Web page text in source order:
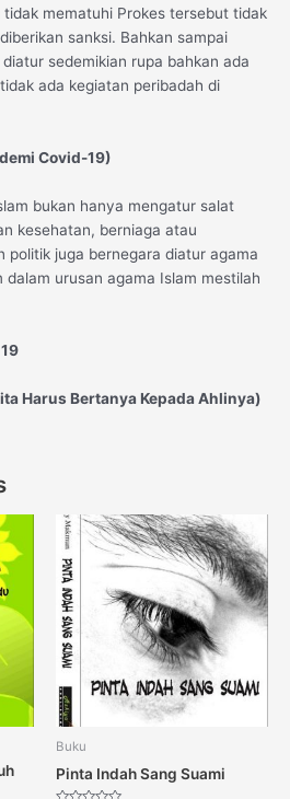
mematuhi Prokes tersebut tidak
sanksi. Bahkan sampai
sedemikian rupa bahkan ada
ada kegiatan peribadah di
Covid-19)
bukan hanya mengatur salat
kesehatan, berniaga atau
politik juga bernegara diatur agama
dalam urusan agama Islam mestilah
Harus Bertanya Kepada Ahlinya)
Buku
Pinta Indah Sang Suami